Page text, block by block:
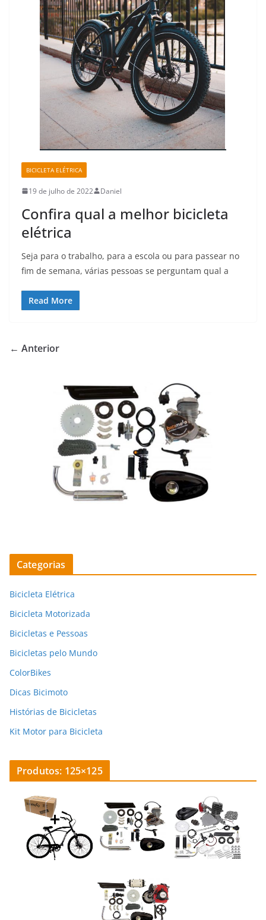
BICICLETA ELÉTRICA
19 de julho de 2022 Daniel
Confira qual a melhor bicicleta
elétrica
Seja para o trabalho, para a escola ou para passear no
fim de semana, várias pessoas se perguntam qual a
Read More
← Anterior
Categorias
Bicicleta Elétrica
Bicicleta Motorizada
Bicicletas e Pessoas
Bicicletas pelo Mundo
ColorBikes
Dicas Bicimoto
Histórias de Bicicletas
Kit Motor para Bicicleta
Produtos: 125×125